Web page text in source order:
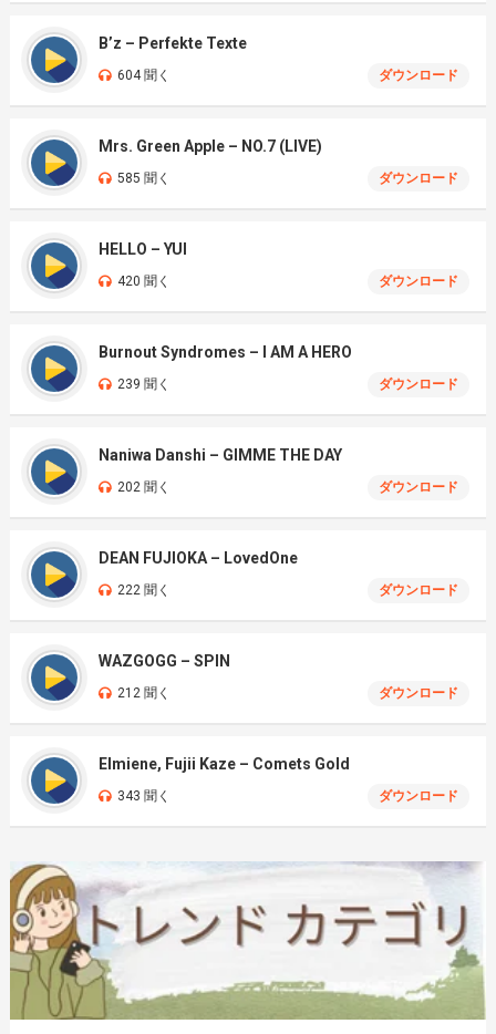
B’z – Perfekte Texte
604 聞く ダウンロード
Mrs. Green Apple – NO.7 (LIVE)
585 聞く ダウンロード
HELLO – YUI
420 聞く ダウンロード
Burnout Syndromes – I AM A HERO
239 聞く ダウンロード
Naniwa Danshi – GIMME THE DAY
202 聞く ダウンロード
DEAN FUJIOKA – LovedOne
222 聞く ダウンロード
WAZGOGG – SPIN
212 聞く ダウンロード
Elmiene, Fujii Kaze – Comets Gold
343 聞く ダウンロード